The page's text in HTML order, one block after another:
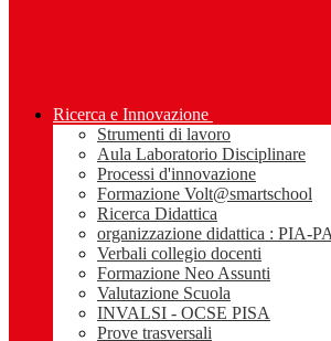
Ricerca e Innovazione
Strumenti di lavoro
Aula Laboratorio Disciplinare
Processi d'innovazione
Formazione Volt@smartschool
Ricerca Didattica
organizzazione didattica : PIA-
Verbali collegio docenti
Formazione Neo Assunti
Valutazione Scuola
INVALSI - OCSE PISA
Prove trasversali